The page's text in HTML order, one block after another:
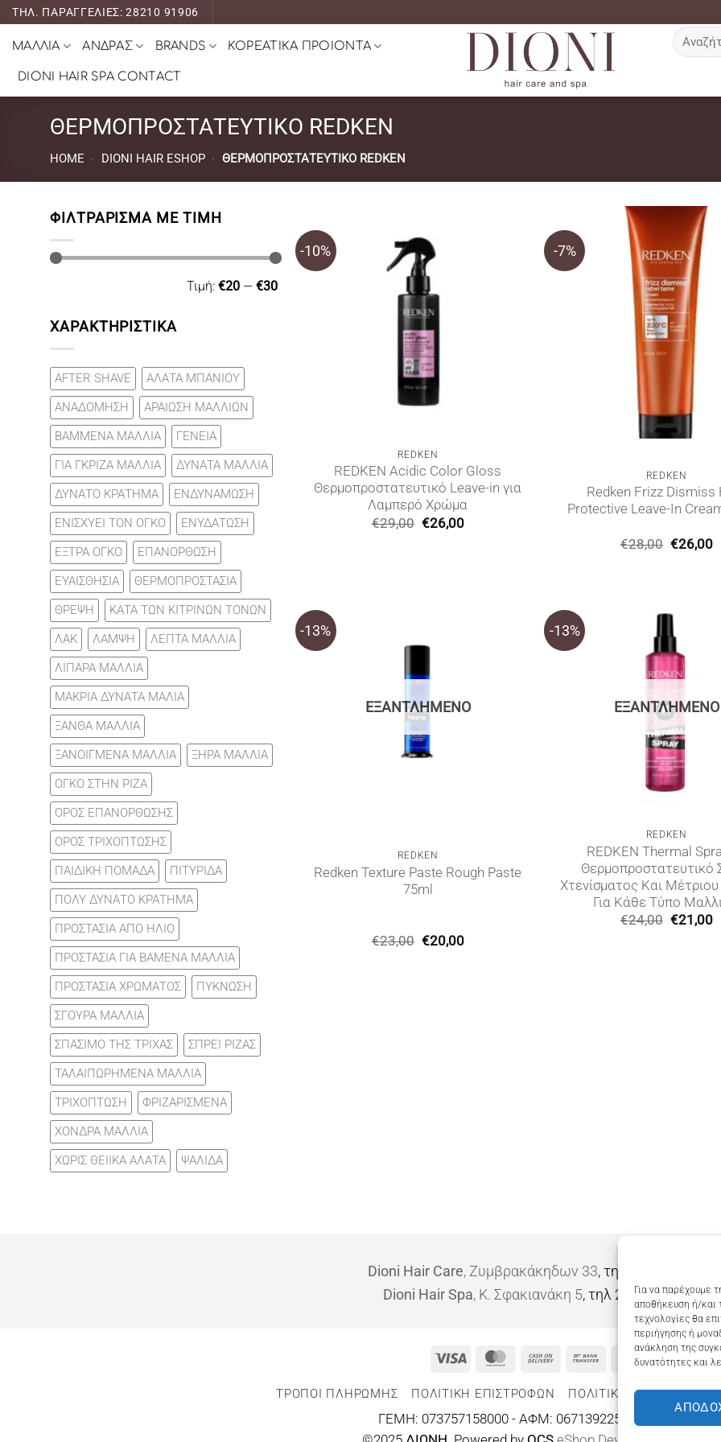
Για να παρέχουμε
αποθήκευση ή/και
τεχνολογίες θα
περιήγησης ή
ανάκληση της
δυνατότητες και
Μετάβαση
ΤΗΛ. ΠΑΡΑΓΓΕΛΙΕΣ: 28210 91906
ΜΑΛΛΙΑ ΑΝΔΡΑΣ BRANDS ΚΟΡΕΑΤΙΚΑ ΠΡΟΙΟΝΤΑ
DIONI HAIR SPA CONTACT
Αναζήτηση
για:
ΘΕΡΜΟΠΡΟΣΤΑΤΕΥΤΙΚΟ REDKEN
HOME - DIONI HAIR ESHOP - ΘΕΡΜΟΠΡΟΣΤΑΤΕΥΤΙΚΟ REDKEN
ΦΙΛΤΡΆΡΙΣΜΑ ΜΕ ΤΙΜΉ
Τιμή: €20— €30
ΧΑΡΑΚΤΗΡΙΣΤΙΚΑ
AFTER SHAVE
ΑΛΑΤΑ ΜΠΑΝΙΟΥ
ΑΝΑΔΟΜΗΣΗ
ΑΡΑΙΩΣΗ ΜΑΛΛΙΩΝ
ΒΑΜΜΕΝΑ ΜΑΛΛΙΑ
ΓΕΝΕΙΑ
ΓΙΑ ΓΚΡΙΖΑ ΜΑΛΛΙΑ
ΔΥΝΑΤΑ ΜΑΛΛΙΑ
ΔΥΝΑΤΟ ΚΡΑΤΗΜΑ
ΕΝΔΥΝΑΜΩΣΗ
ΕΝΙΣΧΥΕΙ ΤΟΝ ΟΓΚΟ
ΕΝΥΔΑΤΩΣΗ
ΕΞΤΡΑ ΟΓΚΟ
ΕΠΑΝΟΡΘΩΣΗ
ΕΥΑΙΣΘΗΣΙΑ
ΘΕΡΜΟΠΡΟΣΤΑΣΙΑ
ΘΡΕΨΗ
ΚΑΤΑ ΤΩΝ ΚΙΤΡΙΝΩΝ ΤΟΝΩΝ
ΛΑΚ
ΛΑΜΨΗ
ΛΕΠΤΑ ΜΑΛΛΙΑ
ΛΙΠΑΡΑ ΜΑΛΛΙΑ
ΜΑΚΡΙΑ ΔΥΝΑΤΑ ΜΑΛΙΑ
ΞΑΝΘΑ ΜΑΛΛΙΑ
ΞΑΝΟΙΓΜΕΝΑ ΜΑΛΛΙΑ
ΞΗΡΑ ΜΑΛΛΙΑ
ΟΓΚΟ ΣΤΗΝ ΡΙΖΑ
ΟΡΟΣ ΕΠΑΝΟΡΘΩΣΗΣ
ΟΡΟΣ ΤΡΙΧΟΠΤΩΣΗΣ
ΠΑΙΔΙΚΗ ΠΟΜΑΔΑ
ΠΙΤΥΡΙΔΑ
ΠΟΛΥ ΔΥΝΑΤΟ ΚΡΑΤΗΜΑ
ΠΡΟΣΤΑΣΙΑ ΑΠΟ ΗΛΙΟ
ΠΡΟΣΤΑΣΙΑ ΓΙΑ ΒΑΜΕΝΑ ΜΑΛΛΙΑ
ΠΡΟΣΤΑΣΙΑ ΧΡΩΜΑΤΟΣ
ΠΥΚΝΩΣΗ
ΣΓΟΥΡΑ ΜΑΛΛΙΑ
ΣΠΑΣΙΜΟ ΤΗΣ ΤΡΙΧΑΣ
ΣΠΡΕΙ ΡΙΖΑΣ
ΤΑΛΑΙΠΩΡΗΜΕΝΑ ΜΑΛΛΙΑ
ΤΡΙΧΟΠΤΩΣΗ
ΦΡΙΖΑΡΙΣΜΕΝΑ
ΧΟΝΔΡΑ ΜΑΛΛΙΑ
ΧΩΡΙΣ ΘΕΙΙΚΑ ΑΛΑΤΑ
ΨΑΛΙΔΑ
-10%
REDKEN
REDKEN Acidic Color Gloss
Θερμοπροστατευτικό Leave-in για
Λαμπερό Χρώμα
€29,00 Original
€26,00Η
-7%
REDKEN
Redken Frizz Dismiss
Protective Leave-In
€28,00 Original
€26,00Η
-13%
ΕΞΑΝΤΛΗΜΈΝΟ
REDKEN
Redken Texture Paste Rough Paste
75ml
€23,00 Original
€20,00Η
-13%
ΕΞΑΝΤΛΗΜΈΝΟ
REDKEN
REDKEN Thermal
Θερμοπροστατευτικό
Χτενίσματος Και
Για Κάθε Τύπο
€24,00 Original
€21,00Η
Dioni Hair Care, Ζυμβρακάκηδων 33, τηλ 28210 91906
Dioni Hair Spa, Κ. Σφακιανάκη 5, τηλ 28210 94712
Visa MasterCard
Cash
Delivery
Google
ΤΡΟΠΟΙ ΠΛΗΡΩΜΗΣ ΠΟΛΙΤΙΚΉ ΕΠΙΣΤΡΟΦΏΝ ΠΟΛΙΤΙΚΉ ΑΠΟΡΡΉΤΟΥ –
ΓΕΜΗ: 073757158000 - ΑΦΜ: 067139225 ΔΟΥ:ΧΑΝΙΩΝ